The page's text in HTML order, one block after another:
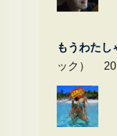
もうわたし
ック）